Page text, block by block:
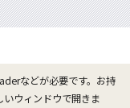
などが必要です。お持
いウィンドウで開きま